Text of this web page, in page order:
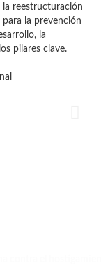
la reestructuración
la prevención
la
pilares clave.